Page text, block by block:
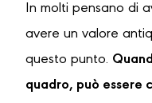
In molti pensano di
avere un valore
questo punto.
quadro, può essere